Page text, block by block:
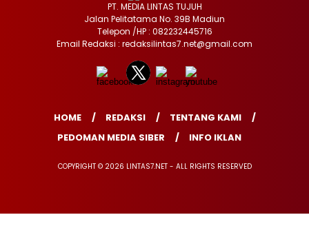
PT. MEDIA LINTAS TUJUH
Jalan Pelitatama No. 39B Madiun
Telepon /HP : 082232445716
Email Redaksi : redaksilintas7.net@gmail.com
HOME REDAKSI
TENTANG KAMI
PEDOMAN MEDIA SIBER
INFO IKLAN
COPYRIGHT © 2026 LINTAS7.NET - ALL RIGHTS RESERVED